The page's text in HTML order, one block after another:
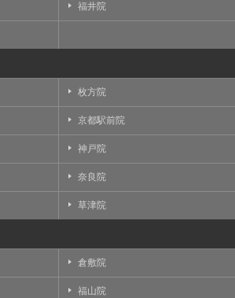
福井院
枚方院
京都駅前院
神戸院
奈良院
草津院
倉敷院
福山院